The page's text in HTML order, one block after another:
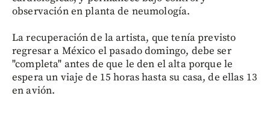
observación en planta de neumología.
La recuperación de la artista, que tenía previsto
regresar a México el pasado domingo, debe ser
"completa" antes de que le den el alta porque le
espera un viaje de 15 horas hasta su casa, de ellas 13
en avión.